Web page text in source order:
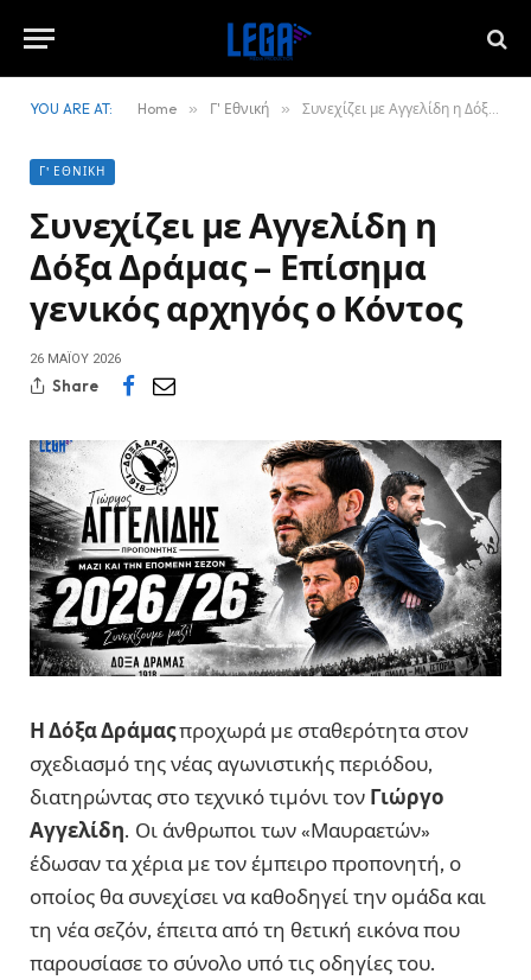
YOU ARE AT: Home » Γ' Εθνική » Συνεχίζει με Αγγελίδη η Δόξα Δράμας – Επίσημα γενικός αρχηγός ο Κόντος
Γ' ΕΘΝΙΚΉ
Συνεχίζει με Αγγελίδη η
Δόξα Δράμας – Επίσημα
γενικός αρχηγός ο Κόντος
26 ΜΑΪ́ΟΥ 2026
Share
ΗΔόξα Δράμαςπροχωρά με σταθερότητα στον
σχεδιασμό της νέας αγωνιστικής περιόδου,
διατηρώντας στο τεχνικό τιμόνι τον Γιώργο
Αγγελίδη. Οι άνθρωποι των «Μαυραετών»
έδωσαν τα χέρια με τον έμπειρο προπονητή, ο
οποίος θα συνεχίσει να καθοδηγεί την ομάδα και
τη νέα σεζόν, έπειτα από τη θετική εικόνα που
παρουσίασε το σύνολο υπό τις οδηγίες του.